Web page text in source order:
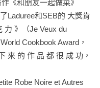
《和朋友一起做菜》
Laduree和SEB的 大獎肯
力 》（Je Veux du
Cookbook Award，
來 的 作 品 都 很 成 功，
Robe Noire et Autres